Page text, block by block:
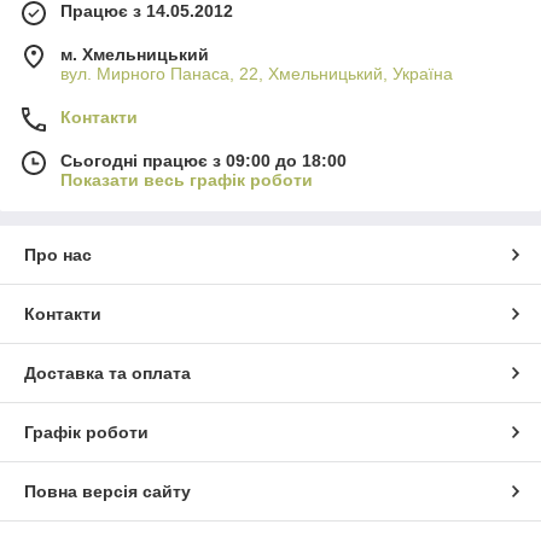
Працює з 14.05.2012
м. Хмельницький
вул. Мирного Панаса, 22, Хмельницький, Україна
Контакти
Сьогодні працює з 09:00 до 18:00
Показати весь графік роботи
Про нас
Контакти
Доставка та оплата
Графік роботи
Повна версія сайту